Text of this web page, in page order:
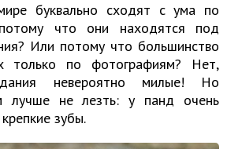
буквально сходят с ума по
что они находятся под
Или потому что большинство
только по фотографиям? Нет,
невероятно милые! Но
лучше не лезть: у панд очень
зубы.